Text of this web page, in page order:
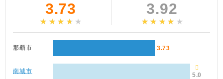
3.73 3.92
那覇市 3.73
南城市
5.0